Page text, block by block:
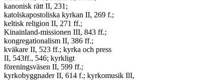
kanonisk rätt II, 231;
katolskapostoliska kyrkan II, 269 f.;
keltisk religion II, 271 ff.;
Kinainland-missionen III, 843 ff.;
kongregationalism II, 386 ff.;
kväkare II, 523 ff.; kyrka och press
II, 543ff., 546; kyrkligt
föreningsväsen II, 599 ff.;
kyrkobyggnader II, 614 f.; kyrkomusik IlI,